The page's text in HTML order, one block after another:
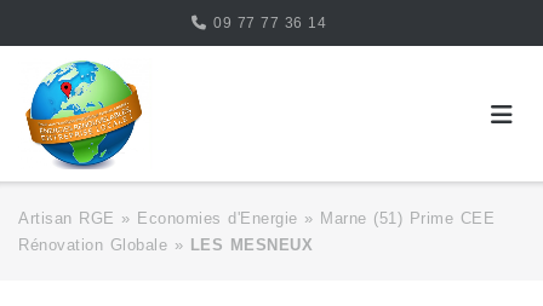
content
09 77 77 36 14
Artisan RGE » Economies d'Energie » Marne (51) Prime CEE
Rénovation Globale » LES MESNEUX